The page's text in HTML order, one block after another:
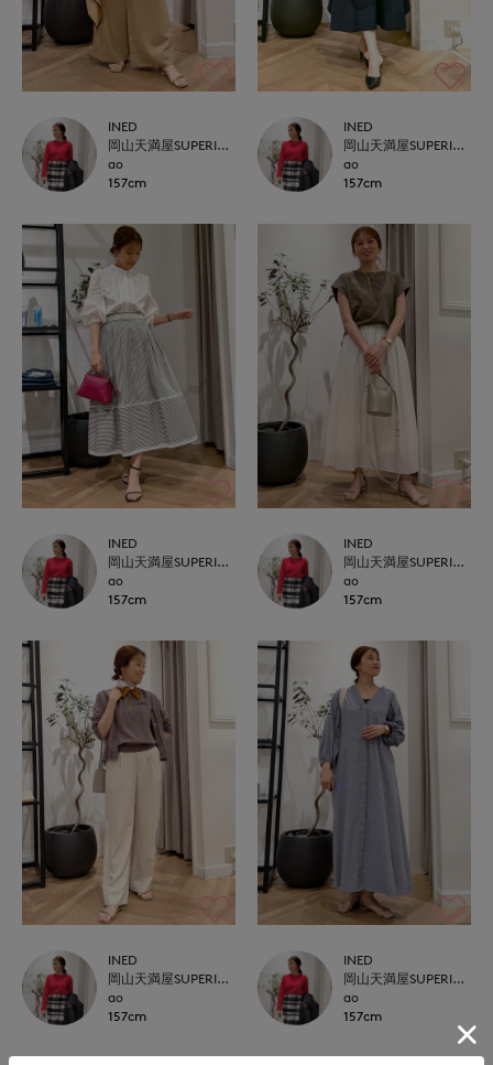
INED
岡山天満屋SUPERIORCLOSET
ao
157cm
INED
岡山天満屋SUPERIORCLOSET
ao
157cm
INED
岡山天満屋SUPERIORCLOSET
ao
157cm
INED
岡山天満屋SUPERIORCLOSET
ao
157cm
INED
岡山天満屋SUPERIORCLOSET
ao
157cm
INED
岡山天満屋SUPERIORCLOSET
ao
157cm